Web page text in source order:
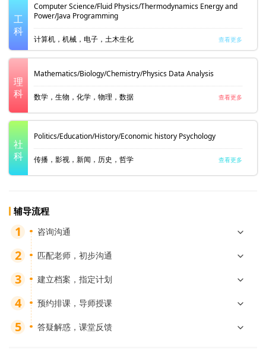
工
科
Computer Science/Fluid Physics/Thermodynamics Energy and
Power/Java Programming
计算机，机械，电子，土木生化 查看更多
理
科
Mathematics/Biology/Chemistry/Physics Data Analysis
数学，生物，化学，物理，数据 查看更多
社
科
Politics/Education/History/Economic history Psychology
传播，影视，新闻，历史，哲学 查看更多
辅导流程
咨询沟通
匹配老师，初步沟通
建立档案，指定计划
预约排课，导师授课
答疑解惑，课堂反馈